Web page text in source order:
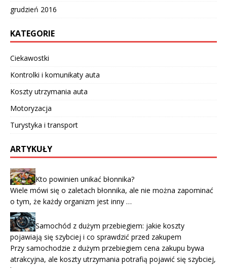
grudzień 2016
KATEGORIE
Ciekawostki
Kontrolki i komunikaty auta
Koszty utrzymania auta
Motoryzacja
Turystyka i transport
ARTYKUŁY
Kto powinien unikać błonnika?
Wiele mówi się o zaletach błonnika, ale nie można zapominać
o tym, że każdy organizm jest inny …
Samochód z dużym przebiegiem: jakie koszty
pojawiają się szybciej i co sprawdzić przed zakupem
Przy samochodzie z dużym przebiegiem cena zakupu bywa
atrakcyjna, ale koszty utrzymania potrafią pojawić się szybciej,